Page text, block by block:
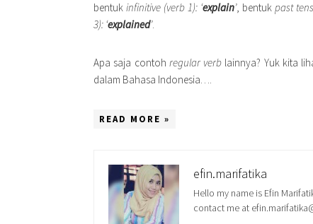
bentuk infinitive (verb 1): ‘explain’, bentuk past
3): ‘explained’.
Apa saja contoh regular verb lainnya? Yuk kita
dalam Bahasa Indonesia….
READ MORE »
efin.marifatika
Hello my name is Efin
contact me at